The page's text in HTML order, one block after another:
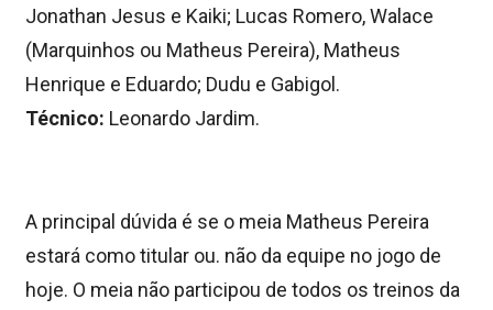
Jonathan Jesus e Kaiki; Lucas Romero, Walace
(Marquinhos ou Matheus Pereira), Matheus
Henrique e Eduardo; Dudu e Gabigol.
Técnico: Leonardo Jardim.
A principal dúvida é se o meia Matheus Pereira
estará como titular ou. não da equipe no jogo de
hoje. O meia não participou de todos os treinos da